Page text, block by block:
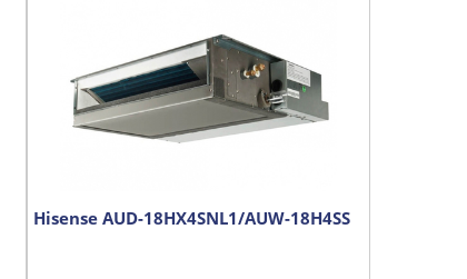
Hisense AUD-18HX4SNL1/AUW-18H4SS